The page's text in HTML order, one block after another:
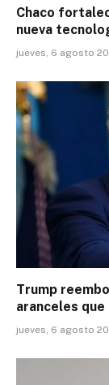
Chaco
nueva
jueves, 6 agosto
Trump
aranceles que
jueves, 6 agosto